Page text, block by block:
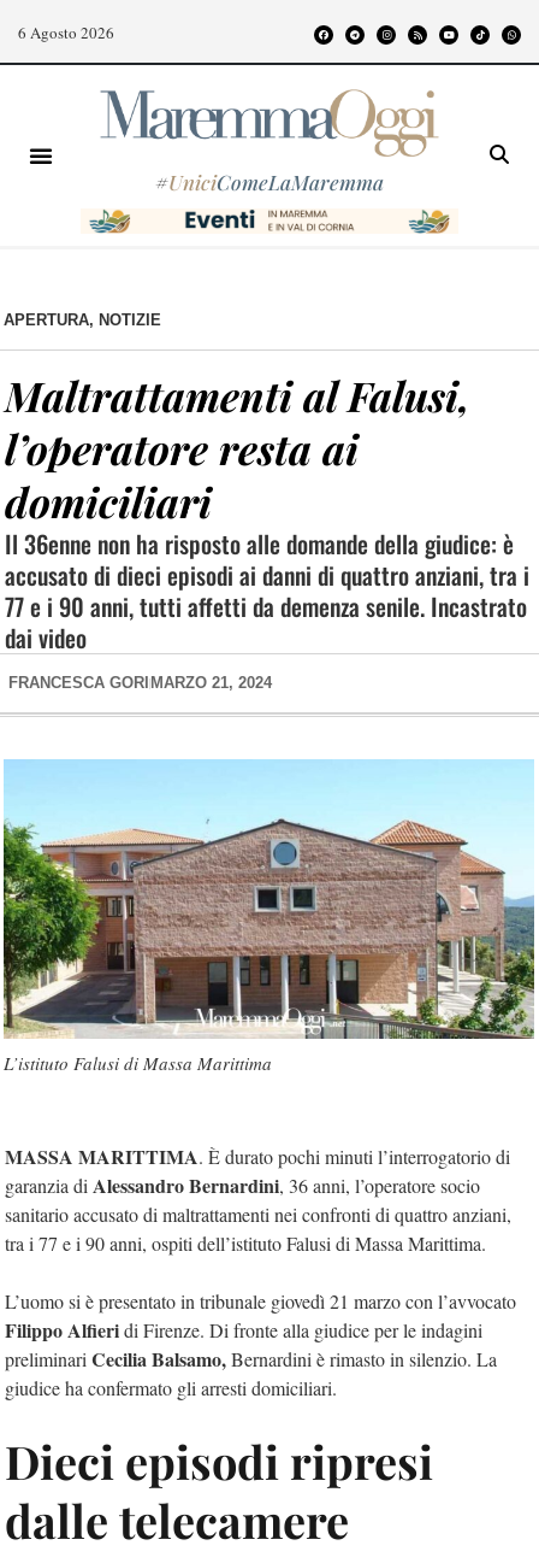
6 Agosto 2026
#UniciComeLaMaremma
APERTURA, NOTIZIE
Maltrattamenti al Falusi,
l’operatore resta ai
domiciliari
Il 36enne non ha risposto alle domande della giudice: è
accusato di dieci episodi ai danni di quattro anziani, tra i
77 e i 90 anni, tutti affetti da demenza senile. Incastrato
dai video
FRANCESCA GORI MARZO 21, 2024
L’istituto Falusi di Massa Marittima
MASSA MARITTIMA. È durato pochi minuti l’interrogatorio di
garanzia di Alessandro Bernardini, 36 anni, l’operatore socio
sanitario accusato di maltrattamenti nei confronti di quattro anziani,
tra i 77 e i 90 anni, ospiti dell’istituto Falusi di Massa Marittima.
L’uomo si è presentato in tribunale giovedì 21 marzo con l’avvocato
Filippo Alfieridi Firenze. Di fronte alla giudice per le indagini
preliminari Cecilia Balsamo,Bernardini è rimasto in silenzio. La
giudice ha confermato gli arresti domiciliari.
Dieci episodi ripresi
dalle telecamere